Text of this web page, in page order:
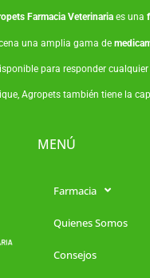
Farmacia Veterinariaes una
una amplia gama de
para responder
Agropets también tiene la
MENÚ
Farmacia
Quienes Somos
Consejos